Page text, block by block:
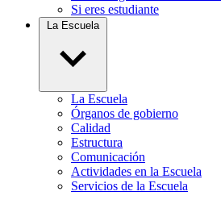
Si eres estudiante
La Escuela
La Escuela
Órganos de gobierno
Calidad
Estructura
Comunicación
Actividades en la Escuela
Servicios de la Escuela